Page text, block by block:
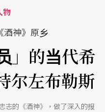
物
酒神》原乡
」的当代希
尔左布勒斯
志的《酒神》，做了深入的报